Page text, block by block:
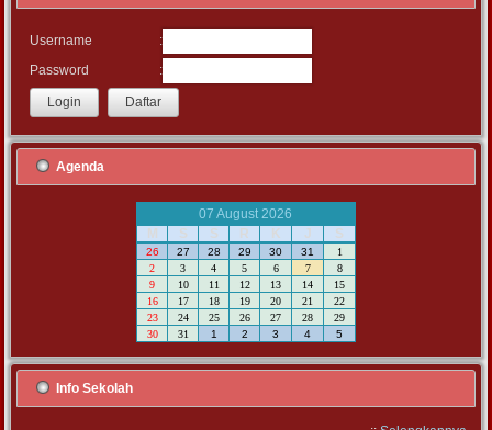
Username
:
Password
:
Agenda
07 August 2026
M
S S R K J S
26 27 28 29 30 31
1
2
3 4 5 6 7
8
9
10 11 12 13 14
15
16
17 18 19 20 21
22
23
24 25 26 27 28
29
30
31 1 2 3 4 5
Info Sekolah